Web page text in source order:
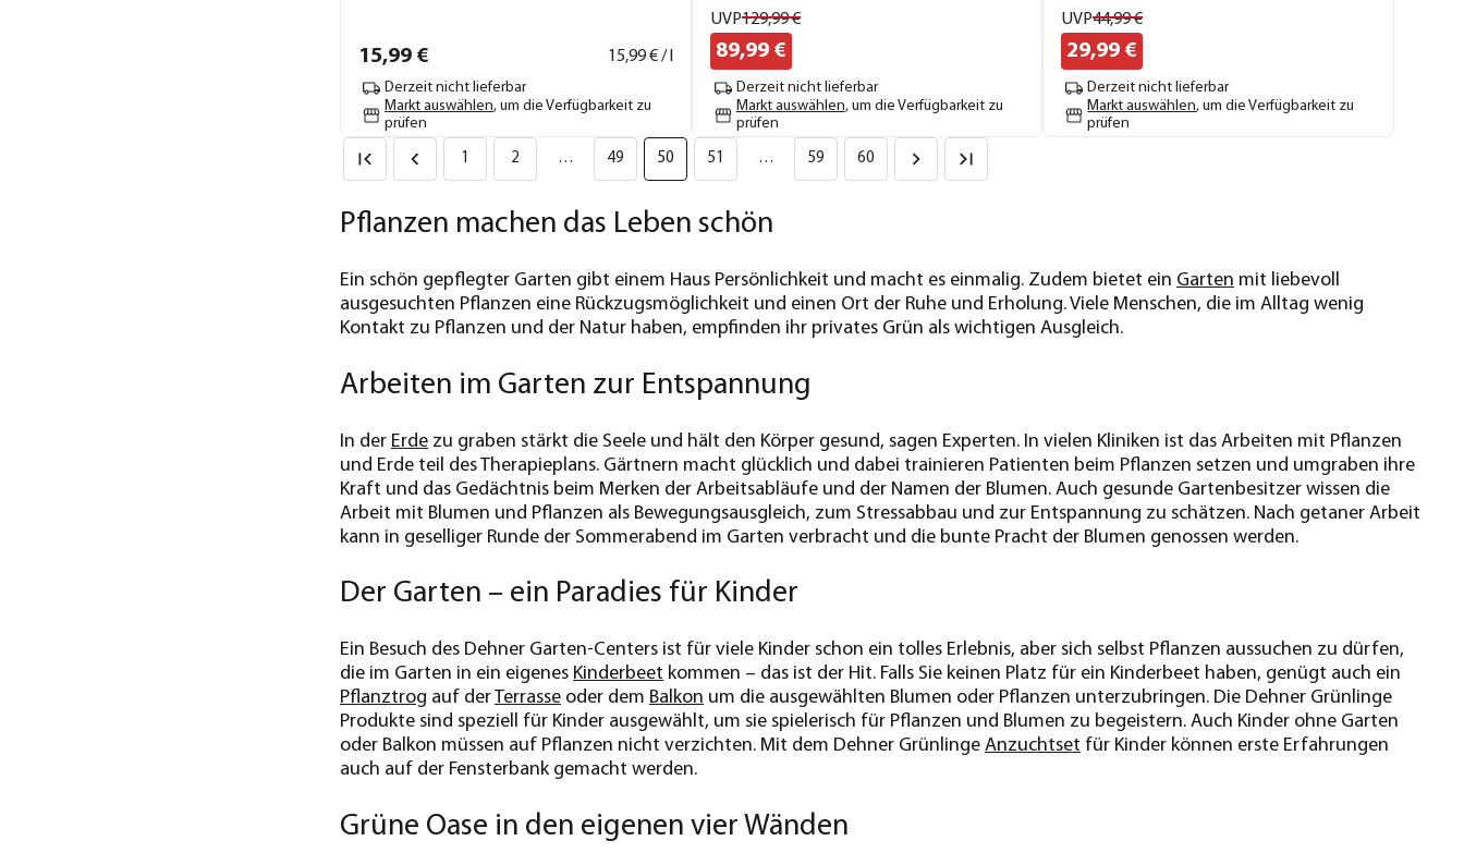
15,99 € 15,99€ / l
Derzeit nicht lieferbar
Markt auswählen, um die Verfügbarkeit zu
prüfen
UVP129,99€
89,99€
Derzeit nicht lieferbar
Markt auswählen, um die Verfügbarkeit zu
prüfen
UVP44,99€
29,99 €
Derzeit nicht lieferbar
Markt auswählen, um die Verfügbarkeit zu
prüfen
1 2 … 49 50 51 … 59 60
Pflanzen machen das Leben schön
Ein schön gepflegter Garten gibt einem Haus Persönlichkeit und macht es einmalig. Zudem bietet ein Garten mit liebevoll
ausgesuchten Pflanzen eine Rückzugsmöglichkeit und einen Ort der Ruhe und Erholung. Viele Menschen, die im Alltag wenig
Kontakt zu Pflanzen und der Natur haben, empfinden ihr privates Grün als wichtigen Ausgleich.
Arbeiten im Garten zur Entspannung
In der Erde zu graben stärkt die Seele und hält den Körper gesund, sagen Experten. In vielen Kliniken ist das Arbeiten mit Pflanzen
und Erde teil des Therapieplans. Gärtnern macht glücklich und dabei trainieren Patienten beim Pflanzen setzen und umgraben ihre
Kraft und das Gedächtnis beim Merken der Arbeitsabläufe und der Namen der Blumen. Auch gesunde Gartenbesitzer wissen die
Arbeit mit Blumen und Pflanzen als Bewegungsausgleich, zum Stressabbau und zur Entspannung zu schätzen. Nach getaner Arbeit
kann in geselliger Runde der Sommerabend im Garten verbracht und die bunte Pracht der Blumen genossen werden.
Der Garten – ein Paradies für Kinder
Ein Besuch des Dehner Garten-Centers ist für viele Kinder schon ein tolles Erlebnis, aber sich selbst Pflanzen aussuchen zu dürfen,
die im Garten in ein eigenes Kinderbeet kommen – das ist der Hit. Falls Sie keinen Platz für ein Kinderbeet haben, genügt auch ein
Pflanztrog auf derTerrasse oder dem Balkon um die ausgewählten Blumen oder Pflanzen unterzubringen. Die Dehner Grünlinge
Produkte sind speziell für Kinder ausgewählt, um sie spielerisch für Pflanzen und Blumen zu begeistern. Auch Kinder ohne Garten
oder Balkon müssen auf Pflanzen nicht verzichten. Mit dem Dehner Grünlinge Anzuchtset für Kinder können erste Erfahrungen
auch auf der Fensterbank gemacht werden.
Grüne Oase in den eigenen vier Wänden